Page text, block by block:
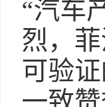
“汽车
烈，
可验